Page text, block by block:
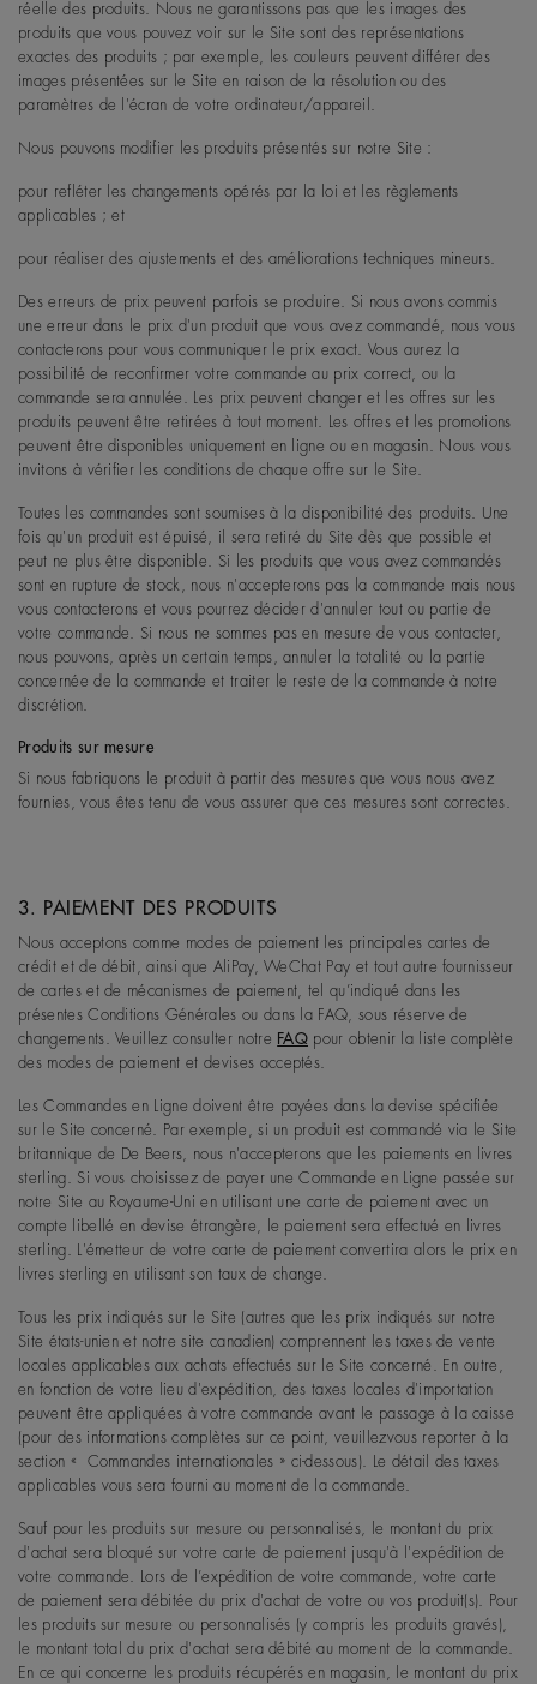
réelle des produits. Nous ne garantissons pas que les images des
produits que vous pouvez voir sur le Site sont des représentations
exactes des produits ; par exemple, les couleurs peuvent différer des
images présentées sur le Site en raison de la résolution ou des
paramètres de l'écran de votre ordinateur/appareil.
Nous pouvons modifier les produits présentés sur notre Site :
pour refléter les changements opérés par la loi et les règlements
applicables ; et
pour réaliser des ajustements et des améliorations techniques mineurs.
Des erreurs de prix peuvent parfois se produire. Si nous avons commis
une erreur dans le prix d'un produit que vous avez commandé, nous vous
contacterons pour vous communiquer le prix exact. Vous aurez la
possibilité de reconfirmer votre commande au prix correct, ou la
commande sera annulée. Les prix peuvent changer et les offres sur les
produits peuvent être retirées à tout moment. Les offres et les promotions
peuvent être disponibles uniquement en ligne ou en magasin. Nous vous
invitons à vérifier les conditions de chaque offre sur le Site.
Toutes les commandes sont soumises à la disponibilité des produits. Une
fois qu'un produit est épuisé, il sera retiré du Site dès que possible et
peut ne plus être disponible. Si les produits que vous avez commandés
sont en rupture de stock, nous n'accepterons pas la commande mais nous
vous contacterons et vous pourrez décider d'annuler tout ou partie de
votre commande. Si nous ne sommes pas en mesure de vous contacter,
nous pouvons, après un certain temps, annuler la totalité ou la partie
concernée de la commande et traiter le reste de la commande à notre
discrétion.
Produits sur mesure
Si nous fabriquons le produit à partir des mesures que vous nous avez
fournies, vous êtes tenu de vous assurer que ces mesures sont correctes.
3. PAIEMENT DES PRODUITS
Nous acceptons comme modes de paiement les principales cartes de
crédit et de débit, ainsi que AliPay, WeChat Pay et tout autre fournisseur
de cartes et de mécanismes de paiement, tel qu’indiqué dans les
présentes Conditions Générales ou dans la FAQ, sous réserve de
changements. Veuillez consulter notre FAQ pour obtenir la liste complète
des modes de paiement et devises acceptés.
Les Commandes en Ligne doivent être payées dans la devise spécifiée
sur le Site concerné. Par exemple, si un produit est commandé via le Site
britannique de De Beers, nous n'accepterons que les paiements en livres
sterling. Si vous choisissez de payer une Commande en Ligne passée sur
notre Site au Royaume-Uni en utilisant une carte de paiement avec un
compte libellé en devise étrangère, le paiement sera effectué en livres
sterling. L'émetteur de votre carte de paiement convertira alors le prix en
livres sterling en utilisant son taux de change.
Tous les prix indiqués sur le Site (autres que les prix indiqués sur notre
Site états-unien et notre site canadien) comprennent les taxes de vente
locales applicables aux achats effectués sur le Site concerné. En outre,
en fonction de votre lieu d'expédition, des taxes locales d'importation
peuvent être appliquées à votre commande avant le passage à la caisse
(pour des informations complètes sur ce point, veuillezvous reporter à la
section « Commandes internationales » ci-dessous). Le détail des taxes
applicables vous sera fourni au moment de la commande.
Sauf pour les produits sur mesure ou personnalisés, le montant du prix
d'achat sera bloqué sur votre carte de paiement jusqu'à l'expédition de
votre commande. Lors de l’expédition de votre commande, votre carte
de paiement sera débitée du prix d'achat de votre ou vos produit(s). Pour
les produits sur mesure ou personnalisés (y compris les produits gravés),
le montant total du prix d'achat sera débité au moment de la commande.
En ce qui concerne les produits récupérés en magasin, le montant du prix